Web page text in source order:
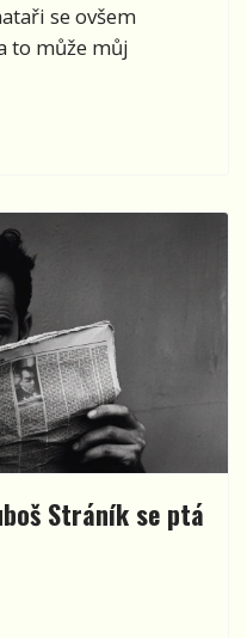
se ovšem
to může můj
Stráník se ptá